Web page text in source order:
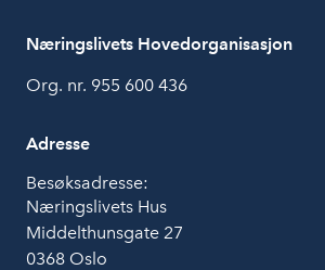
Næringslivets Hovedorganisasjon
Org. nr. 955 600 436
Adresse
Besøksadresse:
Næringslivets Hus
Middelthunsgate 27
0368 Oslo